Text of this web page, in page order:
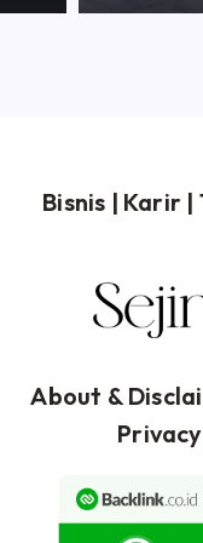
By
Bisnis | Karir |
About &